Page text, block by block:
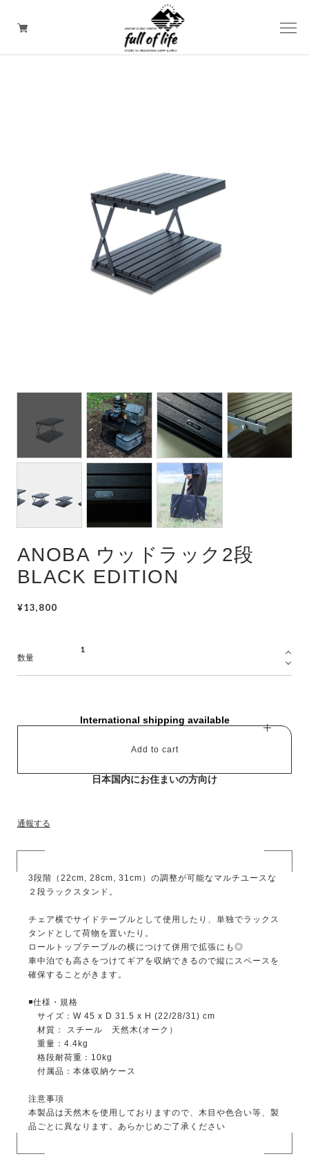
ANOBA ウッドラック2段
BLACK EDITION
¥13,800
数量
International shipping available
Add to cart
日本国内にお住まいの方向け
通報する
3段階（22cm, 28cm, 31cm）の調整が可能なマルチユースな
２段ラックスタンド。
チェア横でサイドテーブルとして使用したり、単独でラックス
タンドとして荷物を置いたり。
ロールトップテーブルの横につけて併用で拡張にも◎
車中泊でも高さをつけてギアを収納できるので縦にスペースを
確保することがきます。
◾️仕様・規格
サイズ：W 45 x D 31.5 x H (22/28/31) cm
材質： スチール 天然木(オーク）
重量：4.4kg
格段耐荷重：10kg
付属品：本体収納ケース
注意事項
本製品は天然木を使用しておりますので、木目や色合い等、製
品ごとに異なります。あらかじめご了承ください